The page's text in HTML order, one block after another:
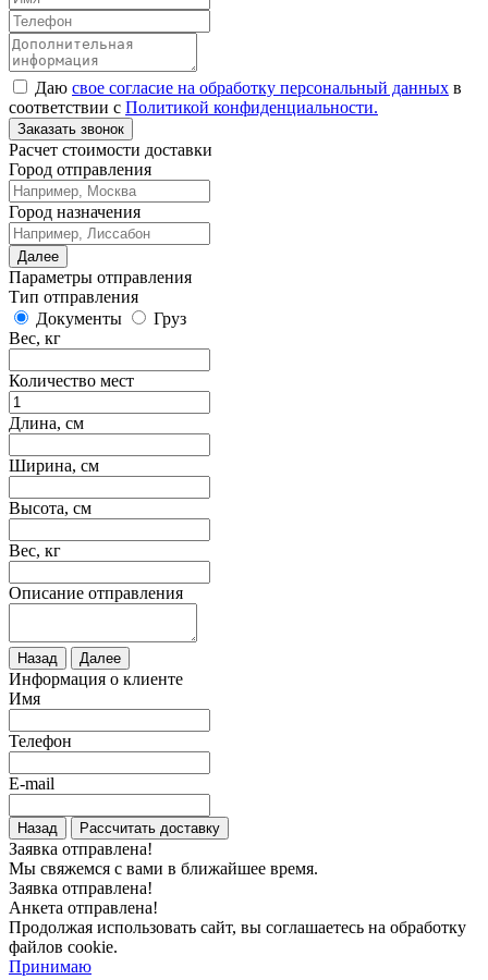
Даю свое согласие на обработку персональный данных в
соответствии с Политикой конфиденциальности.
Заказать звонок
Расчет стоимости доставки
Город отправления
Город назначения
Далее
Параметры отправления
Тип отправления
Документы
Груз
Вес, кг
Количество мест
Длина, см
Ширина, см
Высота, см
Вес, кг
Описание отправления
Назад Далее
Информация о клиенте
Имя
Телефон
E-mail
Назад Рассчитать доставку
Заявка отправлена!
Мы свяжемся с вами в ближайшее время.
Заявка отправлена!
Анкета отправлена!
Продолжая использовать сайт, вы соглашаетесь на обработку
файлов cookie.
Принимаю